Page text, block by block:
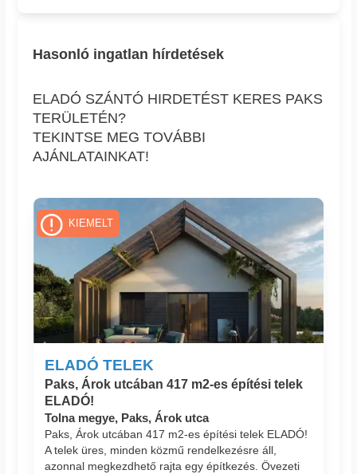
Hasonló ingatlan hírdetések
ELADÓ SZÁNTÓ HIRDETÉST KERES PAKS
TERÜLETÉN?
TEKINTSE MEG TOVÁBBI
AJÁNLATAINKAT!
ELADÓ TELEK
Paks, Árok utcában 417 m2-es építési telek
ELADÓ!
Tolna megye, Paks, Árok utca
Paks, Árok utcában 417 m2-es építési telek ELADÓ!
A telek üres, minden közmű rendelkezésre áll,
azonnal megkezdhető rajta egy építkezés. Övezeti
KIEMELT